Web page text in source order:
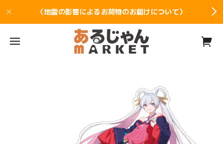
〈地震の影響によるお荷物のお届けについて〉